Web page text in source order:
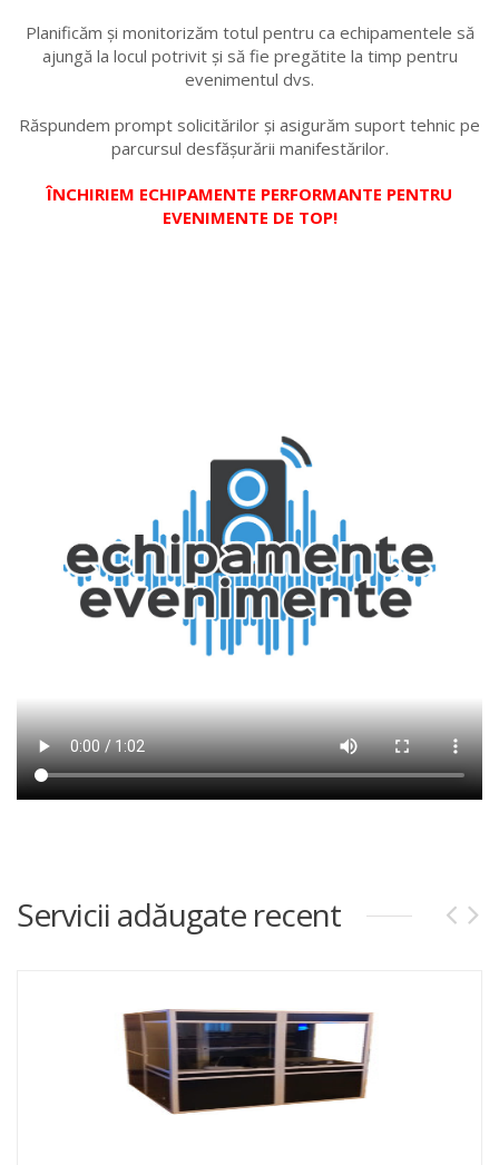
Planificăm și monitorizăm totul pentru ca echipamentele să
ajungă la locul potrivit și să fie pregătite la timp pentru
evenimentul dvs.
Răspundem prompt solicitărilor și asigurăm suport tehnic pe
parcursul desfășurării manifestărilor.
ÎNCHIRIEM ECHIPAMENTE PERFORMANTE PENTRU
EVENIMENTE DE TOP!
Servicii adăugate recent